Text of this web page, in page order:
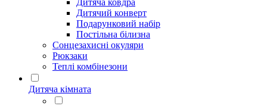
Дитяча ковдра
Дитячий конверт
Подарунковий набір
Постільна білизна
Сонцезахисні окуляри
Рюкзаки
Теплі комбінезони
Дитяча кімната